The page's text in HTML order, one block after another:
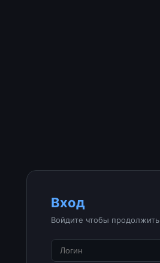
Вход
Войдите чтобы продолжить